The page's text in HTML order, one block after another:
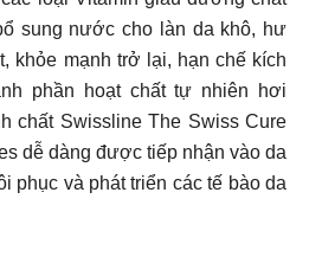
sung nước cho làn da khô, hư
khỏe mạnh trở lại, hạn chế kích
phần hoạt chất tự nhiên hơi
chất Swissline The Swiss Cure
dễ dàng được tiếp nhận vào da
phục và phát triển các tế bào da